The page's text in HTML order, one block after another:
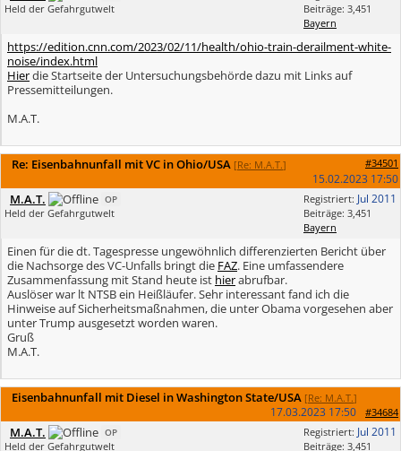
Beiträge: 3,451
Bayern
Held der Gefahrgutwelt
https://edition.cnn.com/2023/02/11/health/ohio-train-derailment-white-
noise/index.html
Hierdie Startseite der Untersuchungsbehörde dazu mit Links auf
Pressemitteilungen.
M.A.T.
Re: Eisenbahnunfall mit VC in Ohio/USA [Re: M.A.T.] #34501
15.02.2023 17:50
Registriert: Jul 2011
Beiträge: 3,451
Bayern
M.A.T. OP
Held der Gefahrgutwelt
Einen für die dt. Tagespresse ungewöhnlich differenzierten Bericht über
die Nachsorge des VC-Unfalls bringt die FAZ. Eine umfassendere
Zusammenfassung mit Stand heute ist hierabrufbar.
Auslöser war lt NTSB ein Heißläufer. Sehr interessant fand ich die
Hinweise auf Sicherheitsmaßnahmen, die unter Obama vorgesehen aber
unter Trump ausgesetzt worden waren.
Gruß
M.A.T.
Eisenbahnunfall mit Diesel in Washington State/USA [Re: M.A.T.]
#34684
17.03.2023 17:50
Registriert: Jul 2011
Beiträge: 3,451
M.A.T. OP
Held der Gefahrgutwelt